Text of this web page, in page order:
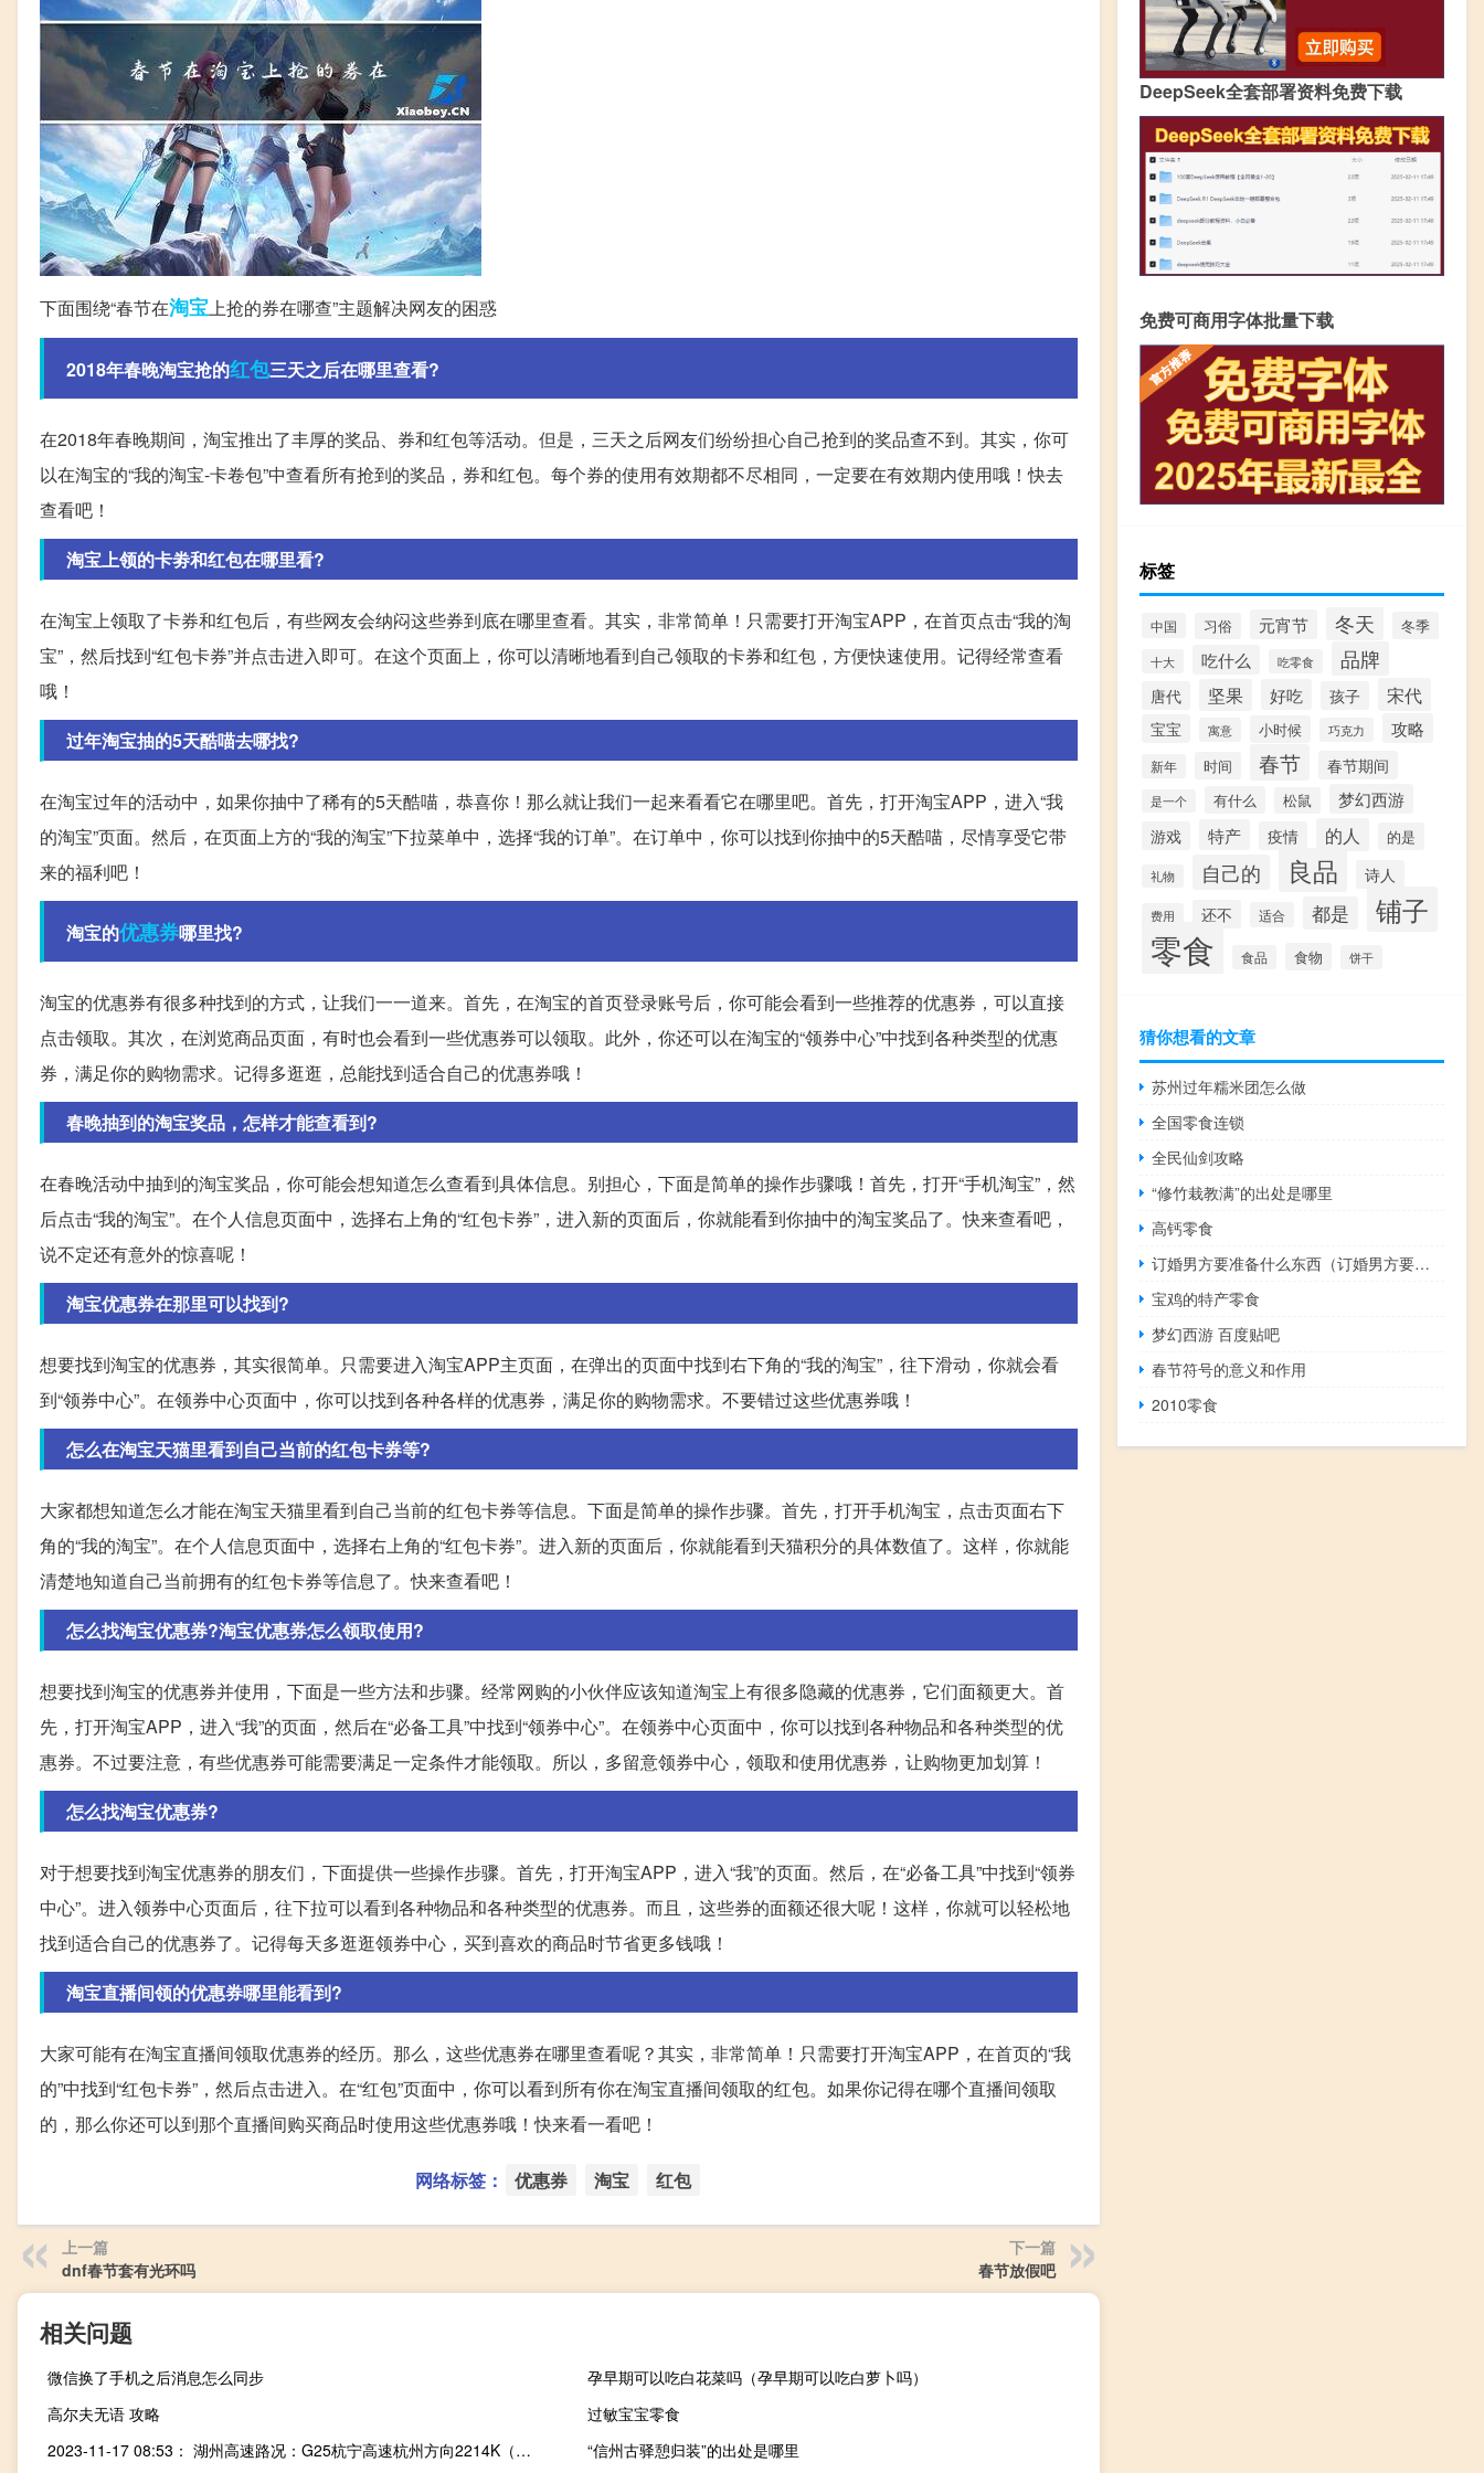
下面围绕“春节在淘宝上抢的券在哪查”主题解决网友的困惑
2018年春晚淘宝抢的红包三天之后在哪里查看?
在2018年春晚期间，淘宝推出了丰厚的奖品、券和红包等活动。但是，三天之后网友们纷纷担心自己抢到的奖品查不到。其实，你可
以在淘宝的“我的淘宝-卡卷包”中查看所有抢到的奖品，券和红包。每个券的使用有效期都不尽相同，一定要在有效期内使用哦！快去
查看吧！
淘宝上领的卡劵和红包在哪里看?
在淘宝上领取了卡券和红包后，有些网友会纳闷这些券到底在哪里查看。其实，非常简单！只需要打开淘宝APP，在首页点击“我的淘
宝”，然后找到“红包卡券”并点击进入即可。在这个页面上，你可以清晰地看到自己领取的卡券和红包，方便快速使用。记得经常查看
哦！
过年淘宝抽的5天酷喵去哪找?
在淘宝过年的活动中，如果你抽中了稀有的5天酷喵，恭喜你！那么就让我们一起来看看它在哪里吧。首先，打开淘宝APP，进入“我
的淘宝”页面。然后，在页面上方的“我的淘宝”下拉菜单中，选择“我的订单”。在订单中，你可以找到你抽中的5天酷喵，尽情享受它带
来的福利吧！
淘宝的优惠券哪里找?
淘宝的优惠券有很多种找到的方式，让我们一一道来。首先，在淘宝的首页登录账号后，你可能会看到一些推荐的优惠券，可以直接
点击领取。其次，在浏览商品页面，有时也会看到一些优惠券可以领取。此外，你还可以在淘宝的“领券中心”中找到各种类型的优惠
券，满足你的购物需求。记得多逛逛，总能找到适合自己的优惠券哦！
春晚抽到的淘宝奖品，怎样才能查看到?
在春晚活动中抽到的淘宝奖品，你可能会想知道怎么查看到具体信息。别担心，下面是简单的操作步骤哦！首先，打开“手机淘宝”，然
后点击“我的淘宝”。在个人信息页面中，选择右上角的“红包卡券”，进入新的页面后，你就能看到你抽中的淘宝奖品了。快来查看吧，
说不定还有意外的惊喜呢！
淘宝优惠券在那里可以找到?
想要找到淘宝的优惠券，其实很简单。只需要进入淘宝APP主页面，在弹出的页面中找到右下角的“我的淘宝”，往下滑动，你就会看
到“领券中心”。在领券中心页面中，你可以找到各种各样的优惠券，满足你的购物需求。不要错过这些优惠券哦！
怎么在淘宝天猫里看到自己当前的红包卡券等?
大家都想知道怎么才能在淘宝天猫里看到自己当前的红包卡券等信息。下面是简单的操作步骤。首先，打开手机淘宝，点击页面右下
角的“我的淘宝”。在个人信息页面中，选择右上角的“红包卡券”。进入新的页面后，你就能看到天猫积分的具体数值了。这样，你就能
清楚地知道自己当前拥有的红包卡券等信息了。快来查看吧！
怎么找淘宝优惠券?淘宝优惠券怎么领取使用?
想要找到淘宝的优惠券并使用，下面是一些方法和步骤。经常网购的小伙伴应该知道淘宝上有很多隐藏的优惠券，它们面额更大。首
先，打开淘宝APP，进入“我”的页面，然后在“必备工具”中找到“领券中心”。在领券中心页面中，你可以找到各种物品和各种类型的优
惠券。不过要注意，有些优惠券可能需要满足一定条件才能领取。所以，多留意领券中心，领取和使用优惠券，让购物更加划算！
怎么找淘宝优惠券?
对于想要找到淘宝优惠券的朋友们，下面提供一些操作步骤。首先，打开淘宝APP，进入“我”的页面。然后，在“必备工具”中找到“领券
中心”。进入领券中心页面后，往下拉可以看到各种物品和各种类型的优惠券。而且，这些券的面额还很大呢！这样，你就可以轻松地
找到适合自己的优惠券了。记得每天多逛逛领券中心，买到喜欢的商品时节省更多钱哦！
淘宝直播间领的优惠券哪里能看到?
大家可能有在淘宝直播间领取优惠券的经历。那么，这些优惠券在哪里查看呢？其实，非常简单！只需要打开淘宝APP，在首页的“我
的”中找到“红包卡券”，然后点击进入。在“红包”页面中，你可以看到所有你在淘宝直播间领取的红包。如果你记得在哪个直播间领取
的，那么你还可以到那个直播间购买商品时使用这些优惠券哦！快来看一看吧！
网络标签： 优惠券 淘宝 红包
上一篇
dnf春节套有光环吗
下一篇
春节放假吧
相关问题
微信换了手机之后消息怎么同步
孕早期可以吃白花菜吗（孕早期可以吃白萝卜吗）
高尔夫无语 攻略
过敏宝宝零食
2023-11-17 08:53： 湖州高速路况：G25杭宁高速杭州方向2214K（李家巷枢纽附近），货车抛锚，占据第一车道，施救已前往，请后方来车注意避让。 ​​​
“信州古驿憩归装”的出处是哪里
DeepSeek全套部署资料免费下载
免费可商用字体批量下载
标签
中国 习俗 元宵节 冬天 冬季
十大 吃什么 吃零食 品牌
唐代 坚果 好吃 孩子 宋代
宝宝 寓意 小时候 巧克力 攻略
新年 时间 春节 春节期间
是一个 有什么 松鼠 梦幻西游
游戏 特产 疫情 的人 的是
礼物 自己的 良品 诗人
费用 还不 适合 都是 铺子
零食 食品 食物 饼干
猜你想看的文章
苏州过年糯米团怎么做
全国零食连锁
全民仙剑攻略
“修竹栽教满”的出处是哪里
高钙零食
订婚男方要准备什么东西（订婚男方要准备什么）
宝鸡的特产零食
梦幻西游 百度贴吧
春节符号的意义和作用
2010零食